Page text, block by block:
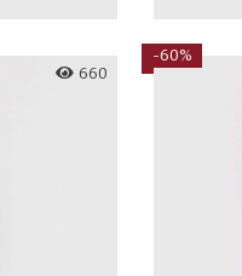
660
-60%